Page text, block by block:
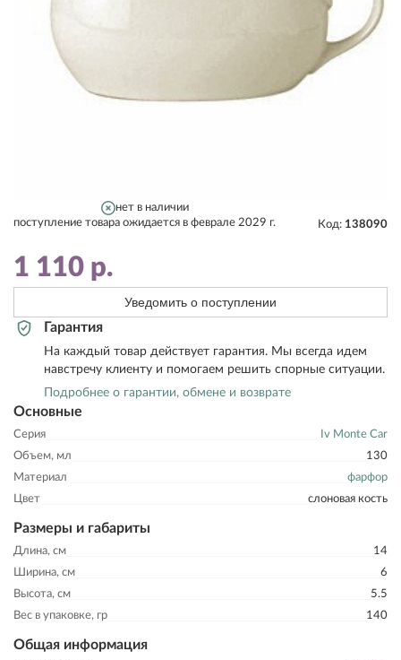
Основные
Серия
Iv Monte Car
Объем, мл
130
Материал
фарфор
Цвет
слоновая кость
Размеры и габариты
Длина, см
14
Ширина, см
6
Высота, см
5.5
Вес в упаковке, гр
140
Общая информация
нет в наличии
поступление товара ожидается в феврале 2029 г.
Код: 138090
1 110 р.
Уведомить о поступлении
Гарантия
На каждый товар действует гарантия. Мы всегда идем
навстречу клиенту и помогаем решить спорные ситуации.
Подробнее о гарантии, обмене и возврате